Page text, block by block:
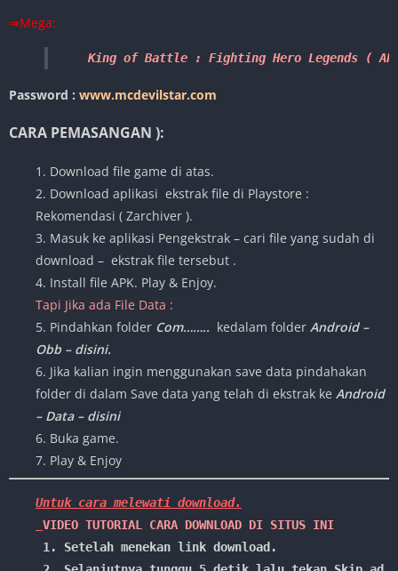
⇒Mega:
King of Battle : Fighting Hero Legends ( APK )
Password : www.mcdevilstar.com
CARA PEMASANGAN ):
1. Download file game di atas.
2. Download aplikasi ekstrak file di Playstore :
Rekomendasi ( Zarchiver ).
3. Masuk ke aplikasi Pengekstrak – cari file yang sudah di
download – ekstrak file tersebut .
4. Install file APK. Play & Enjoy.
Tapi Jika ada File Data :
5. Pindahkan folder Com…….. kedalam folder Android –
Obb – disini.
6. Jika kalian ingin menggunakan save data pindahakan
folder di dalam Save data yang telah di ekstrak ke Android
– Data – disini
6. Buka game.
7. Play & Enjoy
Untuk cara melewati download.
VIDEO TUTORIAL CARA DOWNLOAD DI SITUS INI
1. Setelah menekan link download.